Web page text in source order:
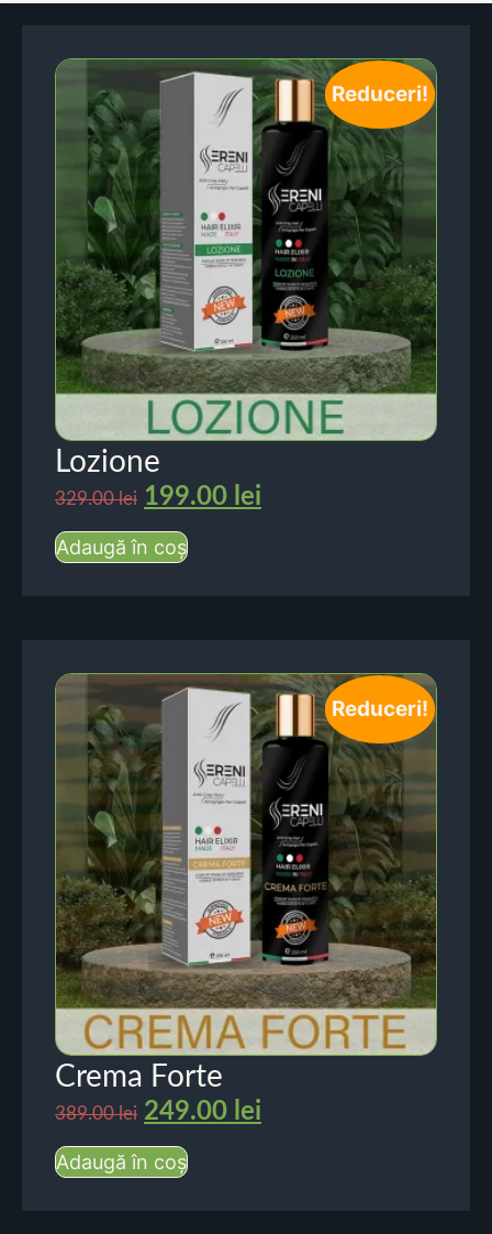
Reduceri!
Lozione
329.00lei 199.00 lei
Adaugă în coș
Reduceri!
Crema Forte
389.00lei 249.00 lei
Adaugă în coș